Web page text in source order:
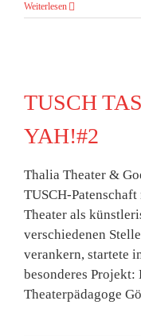
Weiterlesen
TUSCH
YAH!#2
Thalia Theater &
TUSCH-
Theater als
verschiedenen
verankern, startete
besonderes Projekt:
Theaterpädagoge